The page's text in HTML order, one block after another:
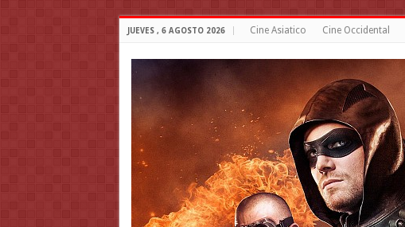
JUEVES , 6 AGOSTO 2026 Cine Asiatico Cine Occidental